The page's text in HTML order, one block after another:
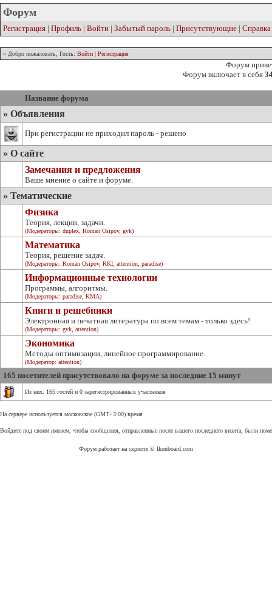
Форум
Регистрация | Профиль | Войти | Забытый пароль | Присутствующие | Справка
» Добро пожаловать, Гость: Войти | Регистрация
Форум
Форум включает в себя
Название форума
» Объявления
При регистрации не приходил пароль - решено
» О сайте
Замечания и предложения
Ваше мнение о сайте и форуме.
» Тематические
Физика
Теория, лекции, задачи.
(Модераторы: duplex Roman Osipov, gvk)
Математика
Теория, решение задач.
(Модераторы: Roman Osipov, RKI attention paradise)
Информационные технологии
Программы, алгоритмы.
(Модераторы: paradise KMA)
Книги и решебники
Электронная и печатная литература по всем темам - только здесь!
(Модераторы: gvk attention)
Экономика
Методы оптимизации, линейное программирование.
(Модератор: attention)
165 посетителей присутствовало на форуме за последние 15 минут
Из них: 165 гостей и 0 зарегистрированных участников
На сервере используется московское (GMT+3:00) время
Войдите под своим именем, чтобы сообщения, отправленные после вашего последнего визита, были
Форум работает на скрипте © Ikonboard.com